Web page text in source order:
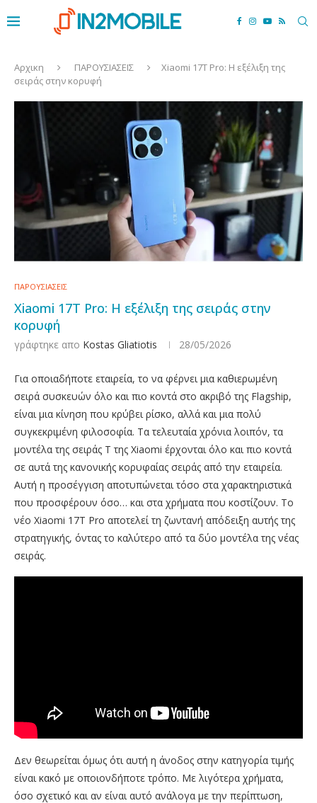
Αρχικη ΠΑΡΟΥΣΙΑΣΕΙΣ
Xiaomi 17T Pro: Η εξέλιξη της
σειράς στην κορυφή
ΠΑΡΟΥΣΙΑΣΕΙΣ
Xiaomi 17T Pro: Η εξέλιξη της σειράς στην
κορυφή
γράφτηκε απο Kostas Gliatiotis 28/05/2026
Για οποιαδήποτε εταιρεία, το να φέρνει μια καθιερωμένη
σειρά συσκευών όλο και πιο κοντά στο ακριβό της Flagship,
είναι μια κίνηση που κρύβει ρίσκο, αλλά και μια πολύ
συγκεκριμένη φιλοσοφία. Τα τελευταία χρόνια λοιπόν, τα
μοντέλα της σειράς T της Xiaomi έρχονται όλο και πιο κοντά
σε αυτά της κανονικής κορυφαίας σειράς από την εταιρεία.
Αυτή η προσέγγιση αποτυπώνεται τόσο στα χαρακτηριστικά
που προσφέρουν όσο… και στα χρήματα που κοστίζουν. Το
νέο Xiaomi 17T Pro αποτελεί τη ζωντανή απόδειξη αυτής της
στρατηγικής, όντας το καλύτερο από τα δύο μοντέλα της νέας
σειράς.
Δεν θεωρείται όμως ότι αυτή η άνοδος στην κατηγορία τιμής
είναι κακό με οποιονδήποτε τρόπο. Με λιγότερα χρήματα,
όσο σχετικό και αν είναι αυτό ανάλογα με την περίπτωση,